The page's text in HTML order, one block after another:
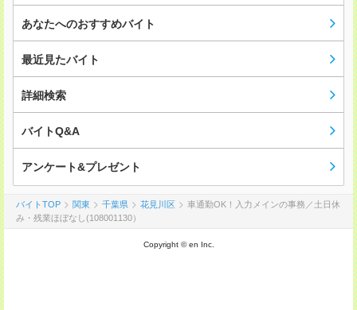
あなたへのおすすめバイト
最近見たバイト
詳細検索
バイトQ&A
アンケート&プレゼント
バイトTOP 関東 千葉県 花見川区
車通勤OK！入力メインの事務／土日休
み・残業ほぼなし(108001130）
Copyright © en Inc.